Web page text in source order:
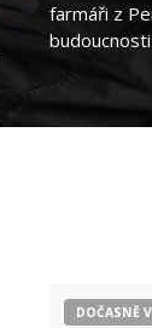
farmáři z
DOČASNĚ